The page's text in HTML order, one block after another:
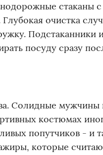
стаканы
очистка
Подстаканники
посуду сразу
Солидные мужчины
костюмах
попутчиков - и
которые